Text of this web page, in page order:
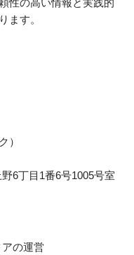
ます。
）
6丁目1番6号1005号室
の運営